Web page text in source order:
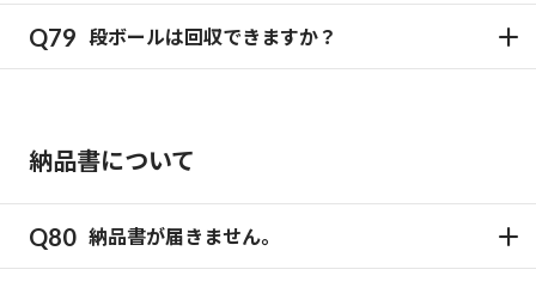
段ボールは回収できますか？
納品書について
納品書が届きません。